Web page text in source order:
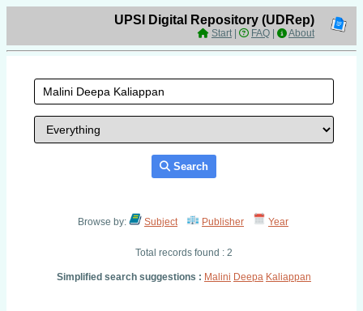
UPSI Digital Repository (UDRep)
Start| FAQ About
Search
Browse by: Subject Publisher Year
Total records found : 2
Simplified search suggestions : Malini Deepa Kaliappan